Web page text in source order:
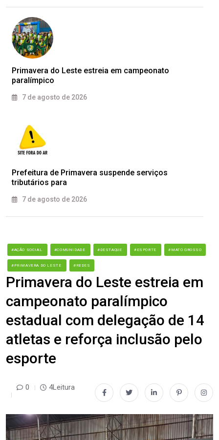
Primavera do Leste estreia em campeonato
paralímpico
7 de agosto de 2026
Prefeitura de Primavera suspende serviços
tributários para
7 de agosto de 2026
#AÇÃO SOCIAL #COMUNIDADE #DESTAQUE #ESPORTE #MATO GROSSO
#PRIMAVERA DO LESTE #REDES
Primavera do Leste estreia em
campeonato paralímpico
estadual com delegação de 14
atletas e reforça inclusão pelo
esporte
0 4Leitura